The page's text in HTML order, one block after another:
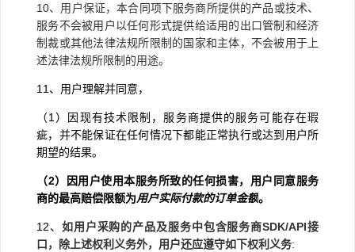
10、用户保证，本合同项下服务商所提供的产品或技术、
服务不会被用户以任何形式提供给适用的出口管制和经济
制裁或其他法律法规所限制的国家和主体，不会被用于上
述法律法规所限制的用途。
11 、用户理解并同意，
（1 ）因现有技术限制，服务商提供的服务可能存在瑕
疵，并不能保证在任何情况下都能正常执行或达到用户所
期望的结果。
（2）因用户使用本服务所致的任何损害，用户同意服务
商的最高赔偿限额为用户实际付款的订单金额。
12、 如用户采购的产品及服务中包含服务商SDK/API接
口，除上述权利义务外，用户还应遵守如下权利义务: